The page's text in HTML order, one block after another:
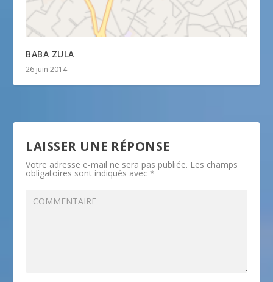
BABA ZULA
26 juin 2014
LAISSER UNE RÉPONSE
Votre adresse e-mail ne sera pas publiée. Les champs
obligatoires sont indiqués avec*